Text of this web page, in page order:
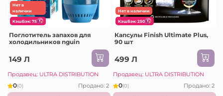
Нет в
наличии
КэшБэк: 75
Поглотитель запахов для
холодильников nguin
149 Л
Продавец: ULTRA DISTRIBUTION
0(0) Продано: 2
Нет в наличии
КэшБэк: 250
Капсулы Finish Ultimate Plus,
90 шт
499 Л
Продавец: ULTRA DISTRIBUTION
0(0) Продано: 2